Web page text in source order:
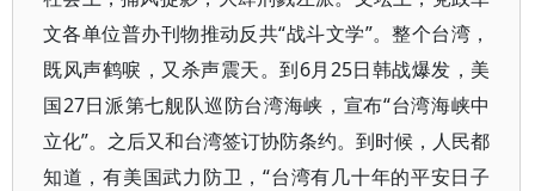
文各单位普办刊物推动反共“战斗文学”。整个台湾，
既风声鹤唳，又杀声震天。到6月25日韩战爆发，美
国27日派第七舰队巡防台湾海峡，宣布“台湾海峡中
立化”。之后又和台湾签订协防条约。到时候，人民都
知道，有美国武力防卫，“台湾有几十年的平安日子